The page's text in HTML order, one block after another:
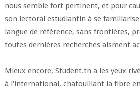
nous semble fort pertinent, et pour
son lectoral estudiantin à se
langue de référence, sans frontières,
toutes dernières recherches aisment
Mieux encore, Student.tn a les yeux
à l'international, chatouillant la fibre